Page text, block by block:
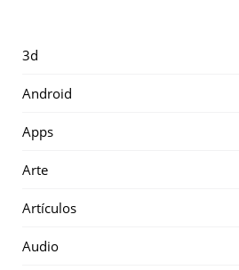
3d
Android
Apps
Arte
Artículos
Audio